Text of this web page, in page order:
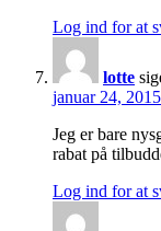
Log ind for at
lotte
januar 24,
Jeg er bare
rabat på
Log ind for at